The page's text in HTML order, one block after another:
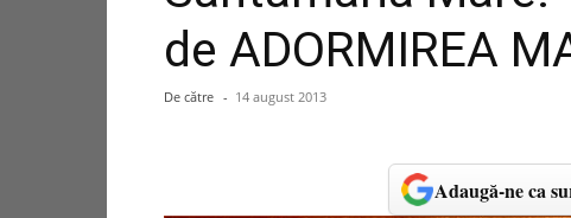
de ADORMIREA
De către - 14 august 2013
Adaugă-ne ca